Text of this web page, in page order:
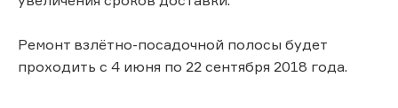
Ремонт взлётно-посадочной полосы будет
проходить с 4 июня по 22 сентября 2018 года.